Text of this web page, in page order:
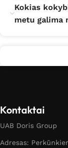
Kokias
metu galima
Kontaktai
UAB Doris Group
Adresas: